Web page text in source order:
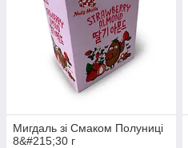
Мигдаль зі Смаком Полуниці
8&#215;30 г